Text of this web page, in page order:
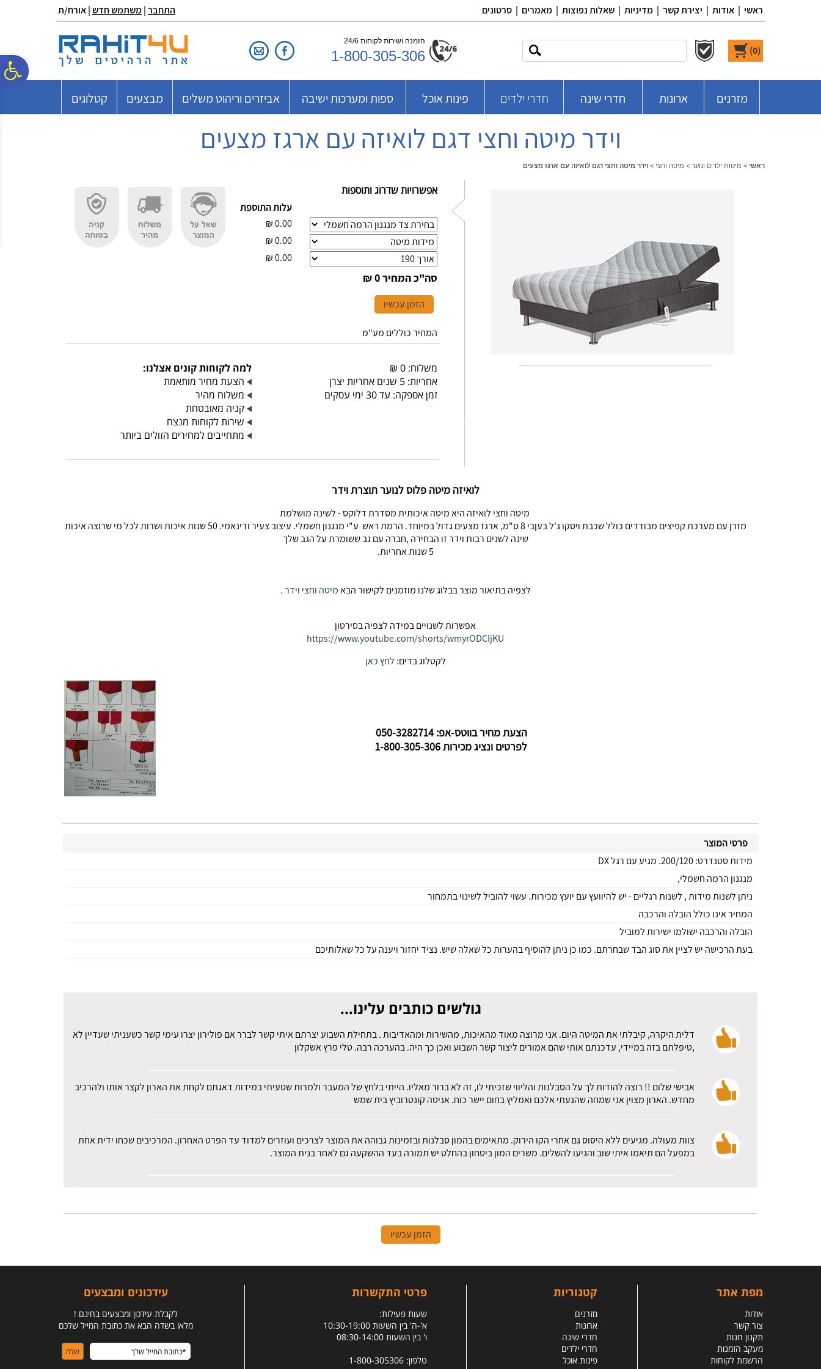
נגישות
אתר
המרכזי
ראשי | אודות | יצירת קשר | מדיניות | שאלות נפוצות | מאמרים | סרטונים התחבר|משתמש חדש| אורח/ת
(
0
)
הזמנה ושירות לקוחות 24/6
1-800-305-306
מזרנים ארונות חדרי שינה חדרי ילדים פינות אוכל ספות ומערכות ישיבה אביזרים וריהוט משלים מבצעים קטלוגים
וידר מיטה וחצי דגם לואיזה עם ארגז מצעים
ראשי > מיטות ילדים ונוער > מיטה וחצי > וידר מיטה וחצי דגם לואיזה עם ארגז מצעים
אפשרויות שדרוג ותוספות
עלות התוספת
0.00
₪
0.00
₪
0.00
₪
סה"כ המחיר0 ₪
הזמן עכשיו
המחיר כוללים מע"מ
משלוח: 0 ₪
אחריות: 5 שנים אחריות יצרן
זמן אספקה: עד 30 ימי עסקים
למה לקוחות קונים אצלנו:
הצעת מחיר מותאמת
משלוח מהיר
קניה מאובטחת
שירות לקוחות מנצח
מתחייבים למחירים הזולים ביותר
לואיזה מיטה פלוס לנוער תוצרת וידר
מיטה וחצי לואיזה היא מיטה איכותית מסדרת דלוקס - לשינה מושלמת
מזרן עם מערכת קפיצים מבודדים כולל שכבת ויסקו ג'ל בעןבי 8 ס"מ, ארגז מצעים גדול במיוחד. הרמת ראש ע"י מנגנון חשמלי. עיצוב צעיר ודינאמי. 50 שנות איכות ושרות לכל מי שרוצה איכות
שינה לשנים רבות וידר זו הבחירה ,חברה עם גב ששומרת על הגב שלך
5 שנות אחריות.
לצפיה בתיאור מוצר בבלוג שלנו מוזמנים לקישור הבאמיטה וחצי וידר .
אפשרות לשנויים במידה לצפיה בסירטון
https://www.youtube.com/shorts/wmyrODCIjKU
לקטלוג בדים: לחץ כאן
הצעת מחיר בווטס-אפ: 050-3282714
לפרטים ונציג מכירות 1-800-305-306
פרטי המוצר
מידות סטנדרט: 200/120. מגיע עם רגל DX
מנגנון הרמה חשמלי,
ניתן לשנות מידות , לשנות רגליים - יש להיוועץ עם יועץ מכירות. עשוי להוביל לשינוי בתמחור
המחיר אינו כולל הובלה והרכבה
הובלה והרכבה ישולמו ישירות למוביל
בעת הרכישה יש לציין את סוג הבד שבחרתם. כמו כן ניתן להוסיף בהערות כל שאלה שיש. נציד יחזור ויענה על כל שאלותיכם
גולשים כותבים עלינו...
דלית היקרה, קיבלתי את המיטה היום. אני מרוצה מאוד מהאיכות, מהשירות ומהאדיבות . בתחילת השבוע יצרתם איתי קשר לברר אם פולירון יצרו עימי קשר כשעניתי שעדיין לא
,טיפלתם בזה במיידי, עדכנתם אותי שהם אמורים ליצור קשר השבוע ואכן כך היה. בהערכה רבה. טלי פרץ אשקלון
אבישי שלום !! רוצה להודות לך על הסבלנות והליווי שזכיתי לו, זה לא ברור מאליו. הייתי בלחץ של המעבר ולמרות שטעיתי במידות דאגתם לקחת את הארון לקצר אותו ולהרכיב
מחדש. הארון מצוין אני שמחה שהגעתי אלכם ואמליץ בחום יישר כוח. אניטה קונטרוביץ בית שמש
צוות מעולה. מגיעים ללא היסוס גם אחרי הקו הירוק. מתאימים בהמון סבלנות ובזמינות גבוהה את המוצר לצרכים ועוזרים למדוד עד הפרט האחרון. המרכיבים שכחו ידית אחת
במפעל הם תיאמו איתי שוב והגיעו להשלים. משרים המון ביטחון בהחלט יש תמורה בעד ההשקעה גם לאחר בנית המוצר.
הזמן עכשיו
מפת אתר
אודות
צור קשר
תקנון חנות
מעקב הזמנות
הרשמת לקוחות
קטגוריות
מזרנים
ארונות
חדרי שינה
חדרי ילדים
פינות אוכל
פרטי התקשרות
שעות פעילות:
א'-ה' בין השעות 10:30-19:00
ו' בין השעות 08:30-14:00
טלפון: 1-800-305306
עידכונים ומבצעים
לקבלת עידכון ומבצעים בחינם !
מלאו בשדה הבא את כתובת המייל שלכם